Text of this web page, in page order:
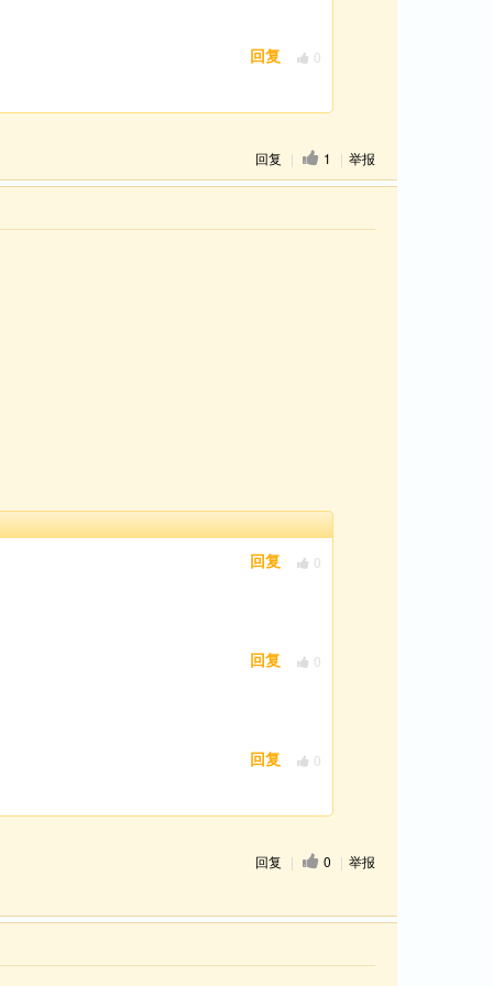
0
回复
回复 | 1 | 举报
0
回复
0
回复
0
回复
回复 | 0 | 举报